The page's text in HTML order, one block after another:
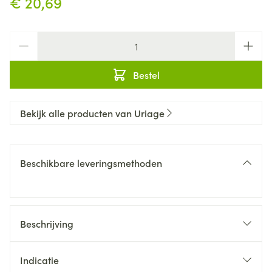
Bestel
Bekijk alle producten van Uriage
Beschikbare leveringsmethoden
Beschrijving
Indicatie